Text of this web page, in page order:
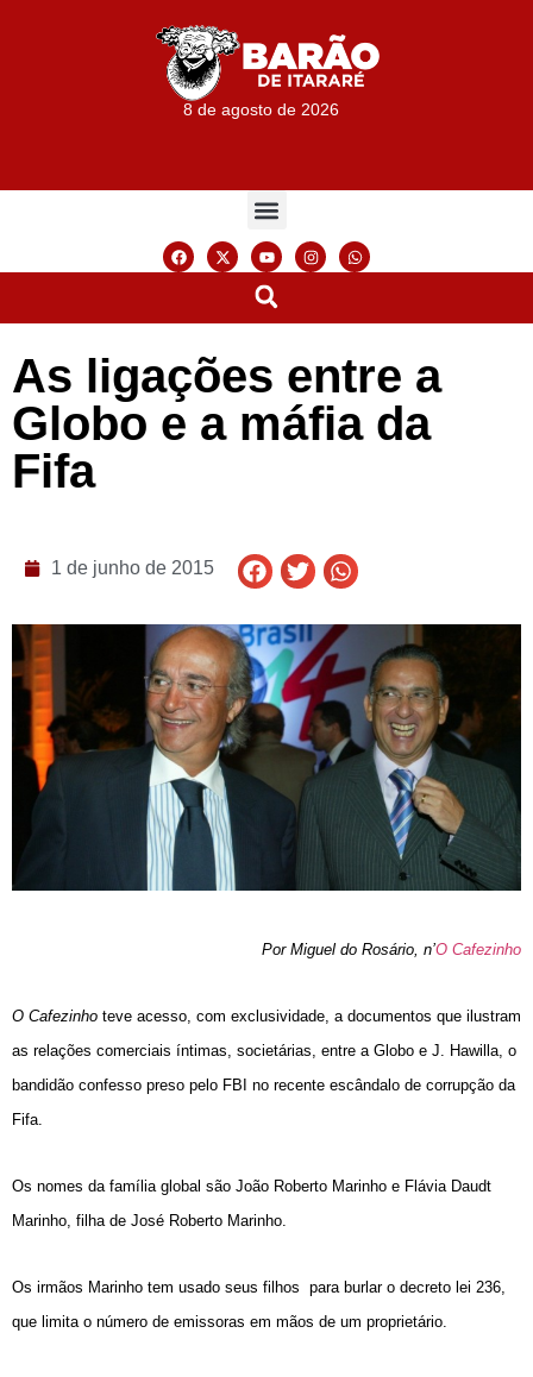
8 de agosto de 2026
As ligações entre a
Globo e a máfia da
Fifa
1 de junho de 2015
Por Miguel do Rosário, n’O Cafezinho
O Cafezinho teve acesso, com exclusividade, a documentos que ilustram
as relações comerciais íntimas, societárias, entre a Globo e J. Hawilla, o
bandidão confesso preso pelo FBI no recente escândalo de corrupção da
Fifa.
Os nomes da família global são João Roberto Marinho e Flávia Daudt
Marinho, filha de José Roberto Marinho.
Os irmãos Marinho tem usado seus filhos para burlar o decreto lei 236,
que limita o número de emissoras em mãos de um proprietário.